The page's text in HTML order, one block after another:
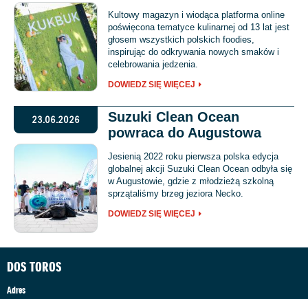
Kultowy magazyn i wiodąca platforma online
poświęcona tematyce kulinarnej od 13 lat jest
głosem wszystkich polskich foodies,
inspirując do odkrywania nowych smaków i
celebrowania jedzenia.
DOWIEDZ SIĘ WIĘCEJ
23.06.2026
Suzuki Clean Ocean
powraca do Augustowa
Jesienią 2022 roku pierwsza polska edycja
globalnej akcji Suzuki Clean Ocean odbyła się
w Augustowie, gdzie z młodzieżą szkolną
sprzątaliśmy brzeg jeziora Necko.
DOWIEDZ SIĘ WIĘCEJ
DOS TOROS
Adres